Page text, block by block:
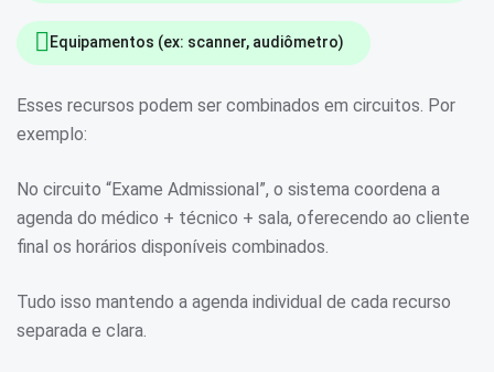
Equipamentos (ex: scanner, audiômetro)
Esses recursos podem ser combinados em circuitos. Por
exemplo:
No circuito “Exame Admissional”, o sistema coordena a
agenda do médico + técnico + sala, oferecendo ao cliente
final os horários disponíveis combinados.
Tudo isso mantendo a agenda individual de cada recurso
separada e clara.